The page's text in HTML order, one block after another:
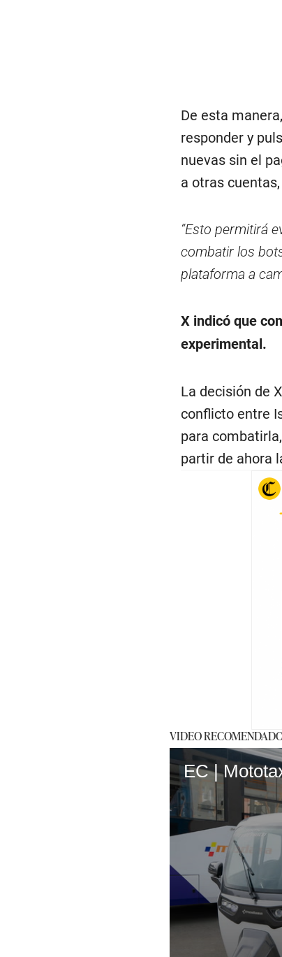
De esta
responder y
nuevas sin el
a otras
“Esto permitirá
combatir los
plataforma a
X indicó que
experimental.
La decisión de
conflicto entre
para
partir de ahora
VIDEO